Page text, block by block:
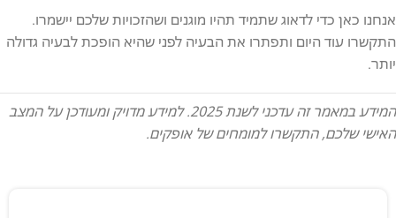
אנחנו כאן כדי לדאוג שתמיד תהיו מוגנים ושהזכויות שלכם יישמרו.
התקשרו עוד היום ותפתרו את הבעיה לפני שהיא הופכת לבעיה גדולה
יותר.
המידע במאמר זה עדכני לשנת 2025. למידע מדויק ומעודכן על המצב
האישי שלכם, התקשרו למומחים של אופקים.